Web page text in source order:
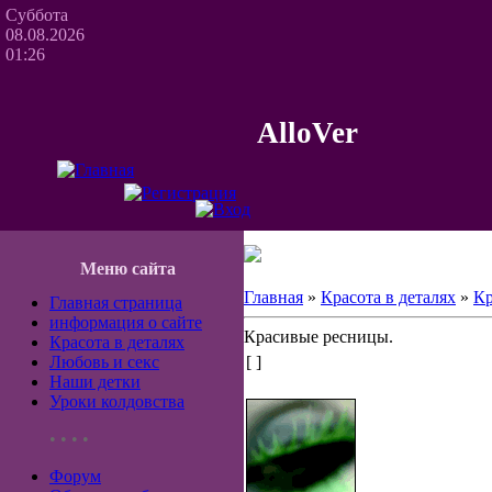
Суббота
08.08.2026
01:26
AlloVer
Меню сайта
Главная страница
информация о сайте
Красота в деталях
Любовь и секс
Наши детки
Уроки колдовства
• • • •
Форум
Главная » Красота в деталях »
Красивые ресницы.
[ ]